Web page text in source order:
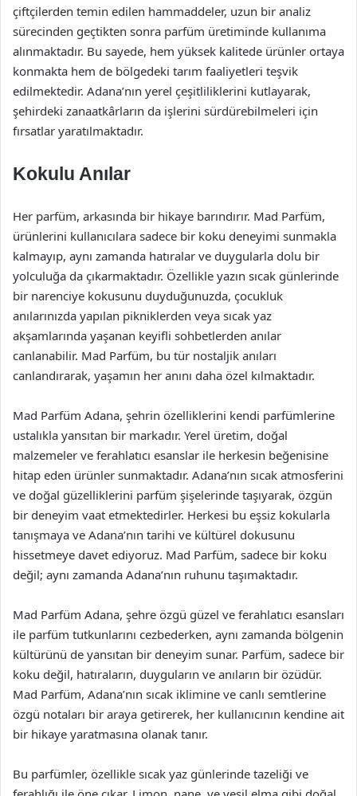
çiftçilerden temin edilen hammaddeler, uzun bir analiz
sürecinden geçtikten sonra parfüm üretiminde kullanıma
alınmaktadır. Bu sayede, hem yüksek kalitede ürünler ortaya
konmakta hem de bölgedeki tarım faaliyetleri teşvik
edilmektedir. Adana’nın yerel çeşitliliklerini kutlayarak,
şehirdeki zanaatkârların da işlerini sürdürebilmeleri için
fırsatlar yaratılmaktadır.
Kokulu Anılar
Her parfüm, arkasında bir hikaye barındırır. Mad Parfüm,
ürünlerini kullanıcılara sadece bir koku deneyimi sunmakla
kalmayıp, aynı zamanda hatıralar ve duygularla dolu bir
yolculuğa da çıkarmaktadır. Özellikle yazın sıcak günlerinde
bir narenciye kokusunu duyduğunuzda, çocukluk
anılarınızda yapılan pikniklerden veya sıcak yaz
akşamlarında yaşanan keyifli sohbetlerden anılar
canlanabilir. Mad Parfüm, bu tür nostaljik anıları
canlandırarak, yaşamın her anını daha özel kılmaktadır.
Mad Parfüm Adana, şehrin özelliklerini kendi parfümlerine
ustalıkla yansıtan bir markadır. Yerel üretim, doğal
malzemeler ve ferahlatıcı esanslar ile herkesin beğenisine
hitap eden ürünler sunmaktadır. Adana’nın sıcak atmosferini
ve doğal güzelliklerini parfüm şişelerinde taşıyarak, özgün
bir deneyim vaat etmektedirler. Herkesi bu eşsiz kokularla
tanışmaya ve Adana’nın tarihi ve kültürel dokusunu
hissetmeye davet ediyoruz. Mad Parfüm, sadece bir koku
değil; aynı zamanda Adana’nın ruhunu taşımaktadır.
Mad Parfüm Adana, şehre özgü güzel ve ferahlatıcı esansları
ile parfüm tutkunlarını cezbederken, aynı zamanda bölgenin
kültürünü de yansıtan bir deneyim sunar. Parfüm, sadece bir
koku değil, hatıraların, duyguların ve anıların bir özüdür.
Mad Parfüm, Adana’nın sıcak iklimine ve canlı semtlerine
özgü notaları bir araya getirerek, her kullanıcının kendine ait
bir hikaye yaratmasına olanak tanır.
Bu parfümler, özellikle sıcak yaz günlerinde tazeliği ve